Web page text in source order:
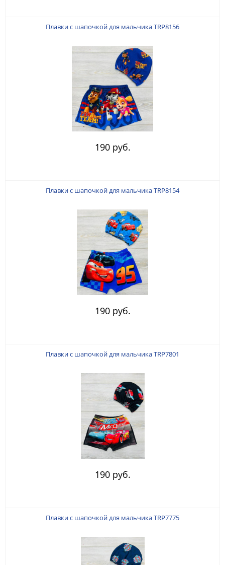
Плавки с шапочкой для мальчика TRP8156
190 руб.
Плавки с шапочкой для мальчика TRP8154
190 руб.
Плавки с шапочкой для мальчика TRP7801
190 руб.
Плавки с шапочкой для мальчика TRP7775